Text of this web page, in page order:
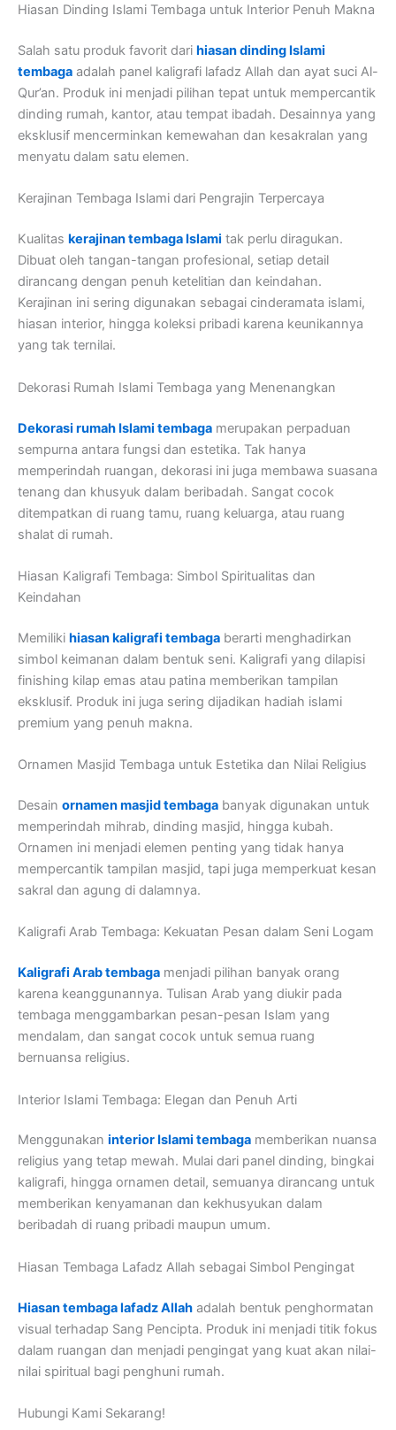
Hiasan Dinding Islami Tembaga untuk Interior Penuh Makna
Salah satu produk favorit dari hiasan dinding Islami
tembaga adalah panel kaligrafi lafadz Allah dan ayat suci Al-
Qur’an. Produk ini menjadi pilihan tepat untuk mempercantik
dinding rumah, kantor, atau tempat ibadah. Desainnya yang
eksklusif mencerminkan kemewahan dan kesakralan yang
menyatu dalam satu elemen.
Kerajinan Tembaga Islami dari Pengrajin Terpercaya
Kualitas kerajinan tembaga Islami tak perlu diragukan.
Dibuat oleh tangan-tangan profesional, setiap detail
dirancang dengan penuh ketelitian dan keindahan.
Kerajinan ini sering digunakan sebagai cinderamata islami,
hiasan interior, hingga koleksi pribadi karena keunikannya
yang tak ternilai.
Dekorasi Rumah Islami Tembaga yang Menenangkan
Dekorasi rumah Islami tembaga merupakan perpaduan
sempurna antara fungsi dan estetika. Tak hanya
memperindah ruangan, dekorasi ini juga membawa suasana
tenang dan khusyuk dalam beribadah. Sangat cocok
ditempatkan di ruang tamu, ruang keluarga, atau ruang
shalat di rumah.
Hiasan Kaligrafi Tembaga: Simbol Spiritualitas dan
Keindahan
Memiliki hiasan kaligrafi tembaga berarti menghadirkan
simbol keimanan dalam bentuk seni. Kaligrafi yang dilapisi
finishing kilap emas atau patina memberikan tampilan
eksklusif. Produk ini juga sering dijadikan hadiah islami
premium yang penuh makna.
Ornamen Masjid Tembaga untuk Estetika dan Nilai Religius
Desain ornamen masjid tembaga banyak digunakan untuk
memperindah mihrab, dinding masjid, hingga kubah.
Ornamen ini menjadi elemen penting yang tidak hanya
mempercantik tampilan masjid, tapi juga memperkuat kesan
sakral dan agung di dalamnya.
Kaligrafi Arab Tembaga: Kekuatan Pesan dalam Seni Logam
Kaligrafi Arab tembaga menjadi pilihan banyak orang
karena keanggunannya. Tulisan Arab yang diukir pada
tembaga menggambarkan pesan-pesan Islam yang
mendalam, dan sangat cocok untuk semua ruang
bernuansa religius.
Interior Islami Tembaga: Elegan dan Penuh Arti
Menggunakan interior Islami tembaga memberikan nuansa
religius yang tetap mewah. Mulai dari panel dinding, bingkai
kaligrafi, hingga ornamen detail, semuanya dirancang untuk
memberikan kenyamanan dan kekhusyukan dalam
beribadah di ruang pribadi maupun umum.
Hiasan Tembaga Lafadz Allah sebagai Simbol Pengingat
Hiasan tembaga lafadz Allah adalah bentuk penghormatan
visual terhadap Sang Pencipta. Produk ini menjadi titik fokus
dalam ruangan dan menjadi pengingat yang kuat akan nilai-
nilai spiritual bagi penghuni rumah.
Hubungi Kami Sekarang!